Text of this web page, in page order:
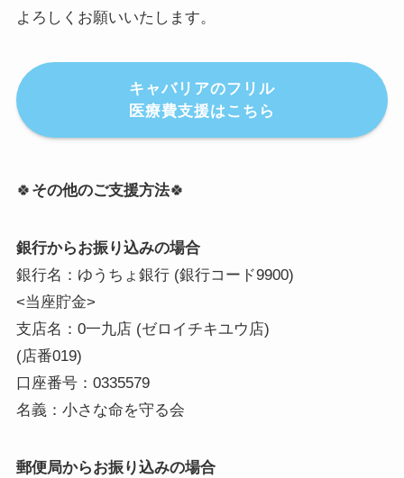
よろしくお願いいたします。
キャバリアのフリル
医療費支援はこちら
🍀 その他のご支援方法🍀
銀行からお振り込みの場合
銀行名：ゆうちょ銀行 (銀行コード9900)
<当座貯金>
支店名：0一九店 (ゼロイチキユウ店)
(店番019)
口座番号：0335579
名義：小さな命を守る会
郵便局からお振り込みの場合